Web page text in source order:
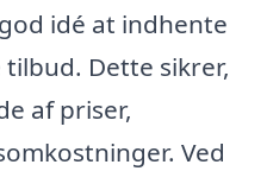
idé at indhente
Dette sikrer,
af priser,
Ved